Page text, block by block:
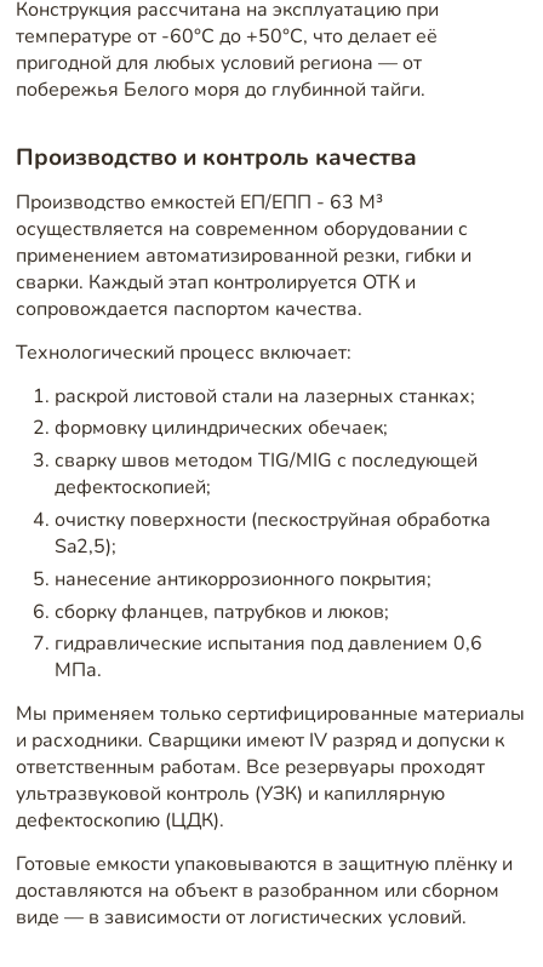
Конструкция рассчитана на эксплуатацию при
температуре от -60°C до +50°C, что делает её
пригодной для любых условий региона — от
побережья Белого моря до глубинной тайги.
Производство и контроль качества
Производство емкостей ЕП/ЕПП - 63 М³
осуществляется на современном оборудовании с
применением автоматизированной резки, гибки и
сварки. Каждый этап контролируется ОТК и
сопровождается паспортом качества.
Технологический процесс включает:
раскрой листовой стали на лазерных станках;
формовку цилиндрических обечаек;
сварку швов методом TIG/MIG с последующей
дефектоскопией;
очистку поверхности (пескоструйная обработка
Sa2,5);
нанесение антикоррозионного покрытия;
сборку фланцев, патрубков и люков;
гидравлические испытания под давлением 0,6
МПа.
Мы применяем только сертифицированные материалы
и расходники. Сварщики имеют IV разряд и допуски к
ответственным работам. Все резервуары проходят
ультразвуковой контроль (УЗК) и капиллярную
дефектоскопию (ЦДК).
Готовые емкости упаковываются в защитную плёнку и
доставляются на объект в разобранном или сборном
виде — в зависимости от логистических условий.